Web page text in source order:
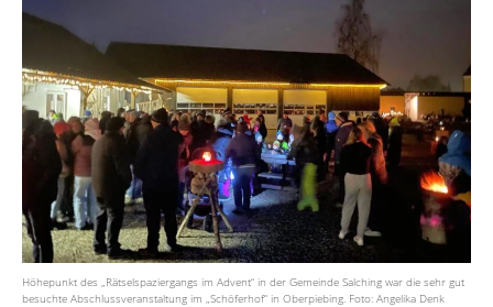
Höhepunkt des „Rätselspaziergangs im Advent“ in der Gemeinde Salching war die sehr gut
besuchte Abschlussveranstaltung im „Schöferhof“ in Oberpiebing. Foto: Angelika Denk